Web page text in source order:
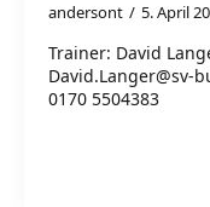
andersont 5. April
Trainer: David
David.Langer@sv-
0170 5504383